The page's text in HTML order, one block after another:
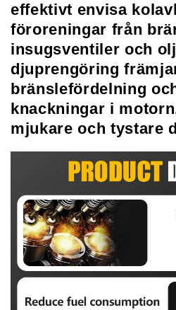
effektivt envisa
föroreningar från
insugsventiler och
djuprengöring
bränslefördelning
knackningar i
mjukare och tystare